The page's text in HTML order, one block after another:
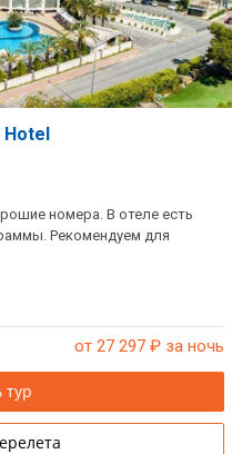
Hotel
номера. В отеле есть
Рекомендуем для
от 27 297 ₽ за ночь
тур